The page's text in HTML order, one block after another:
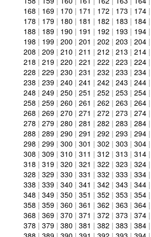
168 | 169 | 170 | 171 | 172 | 173 | 174 |
178 | 179 | 180 | 181 | 182 | 183 | 184 |
188 | 189 | 190 | 191 | 192 | 193 | 194 |
198 | 199 | 200 | 201 | 202 | 203 | 204 |
208 | 209 | 210 | 211 | 212 | 213 | 214 |
218 | 219 | 220 | 221 | 222 | 223 | 224 |
228 | 229 | 230 | 231 | 232 | 233 | 234 |
238 | 239 | 240 | 241 | 242 | 243 | 244 |
248 | 249 | 250 | 251 | 252 | 253 | 254 |
258 | 259 | 260 | 261 | 262 | 263 | 264 |
268 | 269 | 270 | 271 | 272 | 273 | 274 |
278 | 279 | 280 | 281 | 282 | 283 | 284 |
288 | 289 | 290 | 291 | 292 | 293 | 294 |
298 | 299 | 300 | 301 | 302 | 303 | 304 |
308 | 309 | 310 | 311 | 312 | 313 | 314 |
318 | 319 | 320 | 321 | 322 | 323 | 324 |
328 | 329 | 330 | 331 | 332 | 333 | 334 |
338 | 339 | 340 | 341 | 342 | 343 | 344 |
348 | 349 | 350 | 351 | 352 | 353 | 354 |
358 | 359 | 360 | 361 | 362 | 363 | 364 |
368 | 369 | 370 | 371 | 372 | 373 | 374 |
378 | 379 | 380 | 381 | 382 | 383 | 384 |